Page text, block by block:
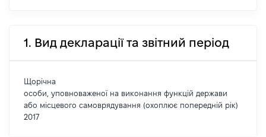
1. Вид декларації та звітний період
Щорічна
особи, уповноваженої на виконання функцій держави
або місцевого самоврядування (охоплює попередній рік)
2017